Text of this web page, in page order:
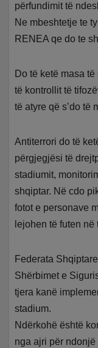
përfundimit të
Ne mbeshtetje te
RENEA qe do te
Do të ketë masa
të kontrollit të
të atyre që s’do të
Antiterrori do të
përgjegjësi të
stadiumit,
shqiptar. Në cdo
fotot e personave
lejohen të futen në
Federata
Shërbimet e
tjera kanë
stadium.
Ndërkohë është
nga ajri për ndonjë